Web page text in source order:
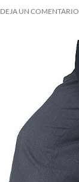
DEJA UN COMENTARIO